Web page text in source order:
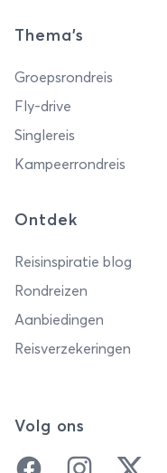
Thema's
Groepsrondreis
Fly-drive
Singlereis
Kampeerrondreis
Ontdek
Reisinspiratie blog
Rondreizen
Aanbiedingen
Reisverzekeringen
Volg ons
FacebookInstagramTwitter